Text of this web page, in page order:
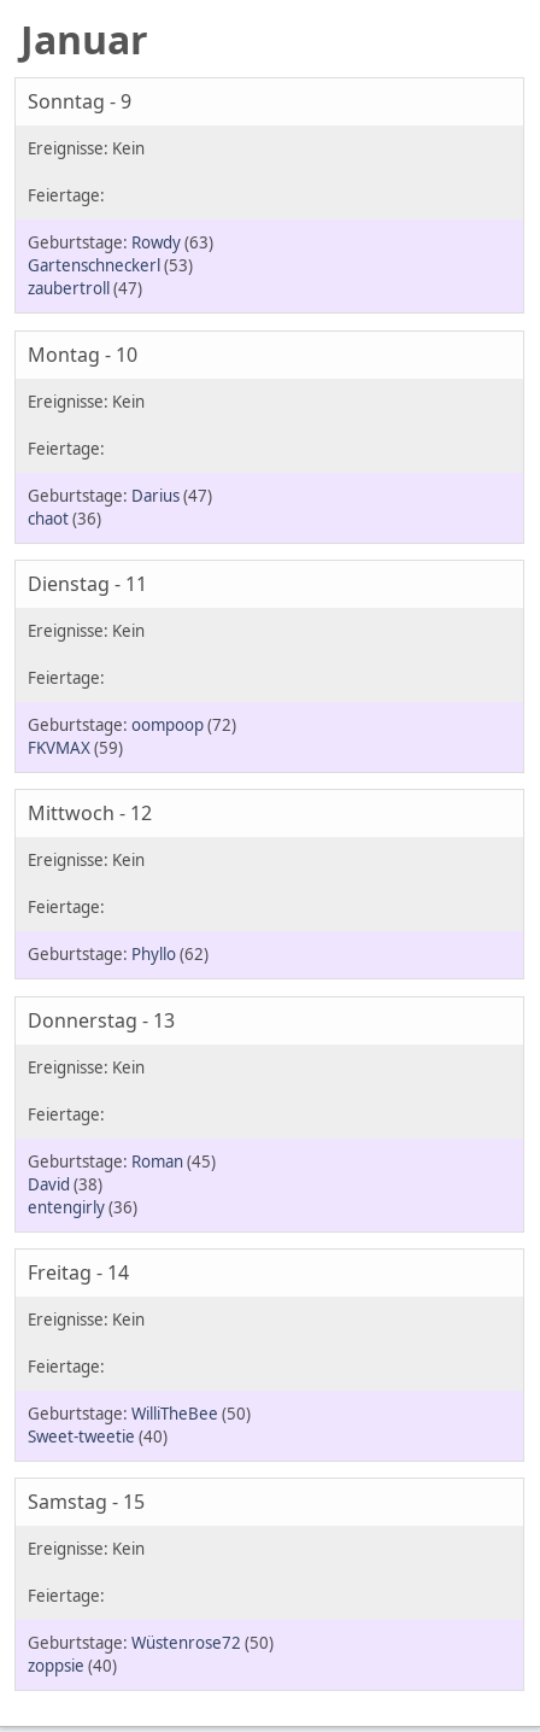
Januar
Sonntag - 9
Rowdy(63)
Gartenschneckerl (53)
zaubertroll (47)
Montag - 10
Darius(47)
chaot(36)
Dienstag - 11
oompoop(72)
FKVMAX(59)
Mittwoch - 12
Phyllo(62)
Donnerstag - 13
Roman(45)
David (38)
entengirly(36)
Freitag - 14
WilliTheBee (50)
Sweet-tweetie (40)
Samstag - 15
Wüstenrose72 (50)
zoppsie (40)